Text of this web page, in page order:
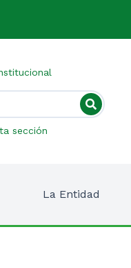
sección
La Entidad